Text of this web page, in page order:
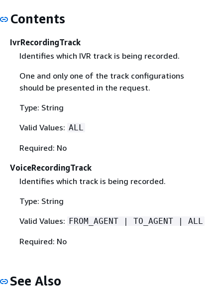
Contents
IvrRecordingTrack
Identifies which IVR track is being recorded.
One and only one of the track configurations
should be presented in the request.
Type: String
Valid Values: ALL
Required: No
VoiceRecordingTrack
Identifies which track is being recorded.
Type: String
Valid Values: FROM_AGENT | TO_AGENT | ALL
Required: No
See Also